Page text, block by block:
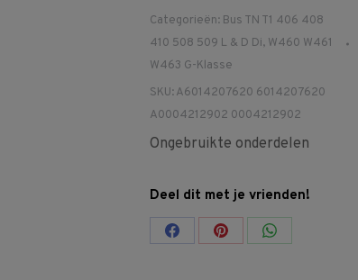
Categorieën: Bus TN T1 406 408
410 508 509 L & D Di, W460 W461
W463 G-Klasse
SKU:A6014207620 6014207620
A0004212902 0004212902
Ongebruikte onderdelen
Deel dit met je vrienden!
Share Share Share